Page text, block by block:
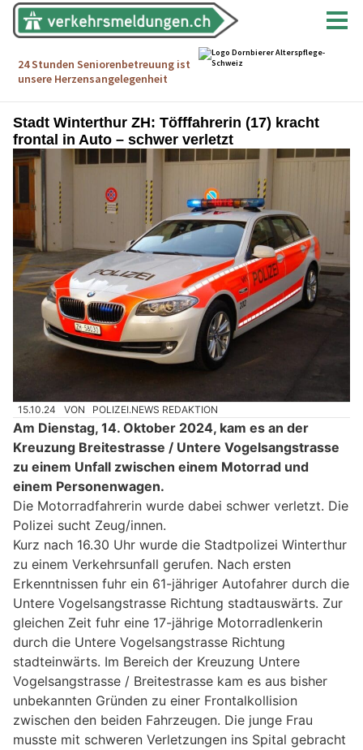
Stadt Winterthur ZH: Töfffahrerin (17) kracht
frontal in Auto – schwer verletzt
15.10.24 VON POLIZEI.NEWS REDAKTION
Am Dienstag, 14. Oktober 2024, kam es an der
Kreuzung Breitestrasse / Untere Vogelsangstrasse
zu einem Unfall zwischen einem Motorrad und
einem Personenwagen.
Die Motorradfahrerin wurde dabei schwer verletzt. Die
Polizei sucht Zeug/innen.
Kurz nach 16.30 Uhr wurde die Stadtpolizei Winterthur
zu einem Verkehrsunfall gerufen. Nach ersten
Erkenntnissen fuhr ein 61-jähriger Autofahrer durch die
Untere Vogelsangstrasse Richtung stadtauswärts. Zur
gleichen Zeit fuhr eine 17-jährige Motorradlenkerin
durch die Untere Vogelsangstrasse Richtung
stadteinwärts. Im Bereich der Kreuzung Untere
Vogelsangstrasse / Breitestrasse kam es aus bisher
unbekannten Gründen zu einer Frontalkollision
zwischen den beiden Fahrzeugen. Die junge Frau
musste mit schweren Verletzungen ins Spital gebracht